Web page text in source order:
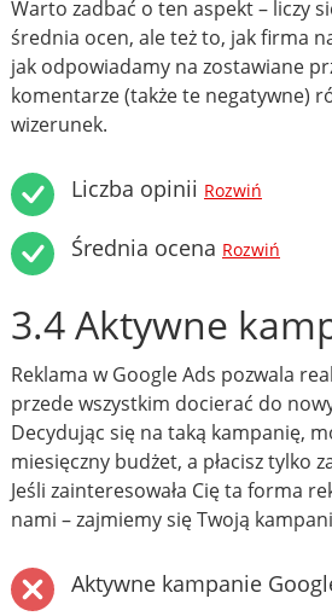
Warto zadbać o ten aspekt – liczy
średnia ocen, ale też to, jak firma
jak odpowiadamy na zostawiane
komentarze (także te negatywne)
wizerunek.
Liczba opinii Rozwiń
Średnia ocena Rozwiń
3.4 Aktywne
Reklama w Google Ads pozwala
przede wszystkim docierać do
Decydując się na taką kampanię,
miesięczny budżet, a płacisz tylko
Jeśli zainteresowała Cię ta forma
nami – zajmiemy się Twoją
Aktywne kampanie